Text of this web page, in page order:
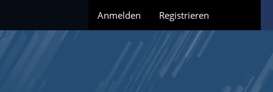
Anmelden Registrieren